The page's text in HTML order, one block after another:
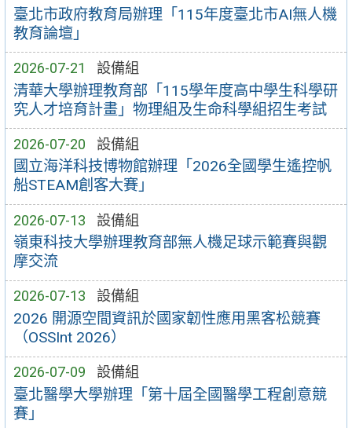
臺北市政府教育局辦理「115年度臺北市AI無人機
教育論壇」
2026-07-21 設備組
清華大學辦理教育部「115學年度高中學生科學研
究人才培育計畫」物理組及生命科學組招生考試
2026-07-20 設備組
國立海洋科技博物館辦理「2026全國學生遙控帆
船STEAM創客大賽」
2026-07-13 設備組
嶺東科技大學辦理教育部無人機足球示範賽與觀
摩交流
2026-07-13 設備組
2026 開源空間資訊於國家韌性應用黑客松競賽
（OSSInt 2026）
2026-07-09 設備組
臺北醫學大學辦理「第十屆全國醫學工程創意競
賽」